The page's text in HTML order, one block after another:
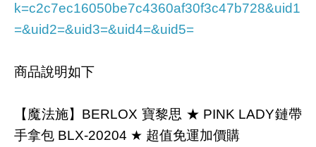
k=c2c7ec16050be7c4360af30f3c47b728&uid1
=&uid2=&uid3=&uid4=&uid5=
商品說明如下
【魔法施】BERLOX 寶黎思 ★ PINK LADY鏈帶
手拿包 BLX-20204 ★ 超值免運加價購